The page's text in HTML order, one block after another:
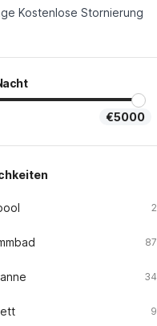
Kostenlose Stornierung
€5000
2
87
34
9